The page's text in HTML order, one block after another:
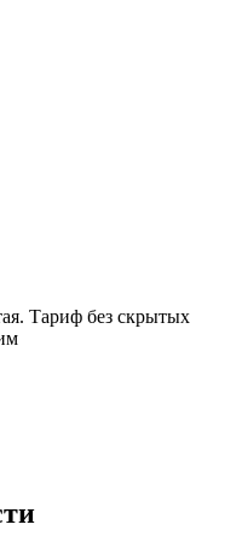
Тариф без скрытых